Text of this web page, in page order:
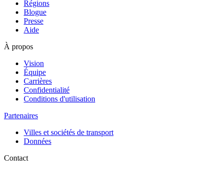
Régions
Blogue
Presse
Aide
À propos
Vision
Équipe
Carrières
Confidentialité
Conditions d'utilisation
Partenaires
Villes et sociétés de transport
Données
Contact